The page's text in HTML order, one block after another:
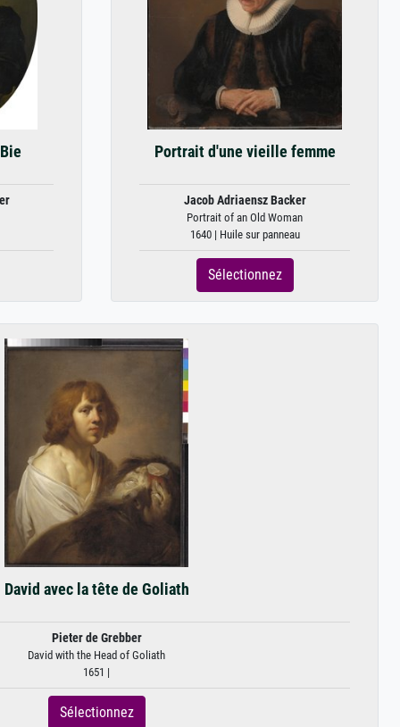
Portrait d'une vieille femme
Jacob Adriaensz Backer
Portrait of an Old Woman
1640 | Huile sur panneau
Sélectionnez
David avec la tête de Goliath
Pieter de Grebber
David with the Head of Goliath
1651 |
Sélectionnez